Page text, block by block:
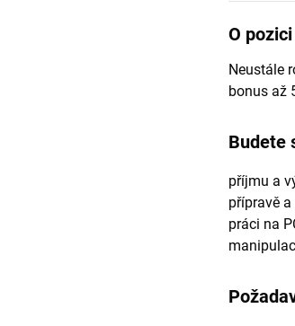
O pozici
Neustále
bonus až
Budete
příjmu a
přípravě
práci na